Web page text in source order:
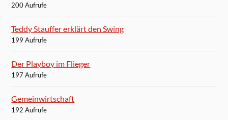
200 Aufrufe
Teddy Stauffer erklärt den Swing
199 Aufrufe
Der Playboy im Flieger
197 Aufrufe
Gemeinwirtschaft
192 Aufrufe